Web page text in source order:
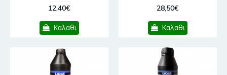
12,40€
Καλαθι
28,50€
Καλαθι